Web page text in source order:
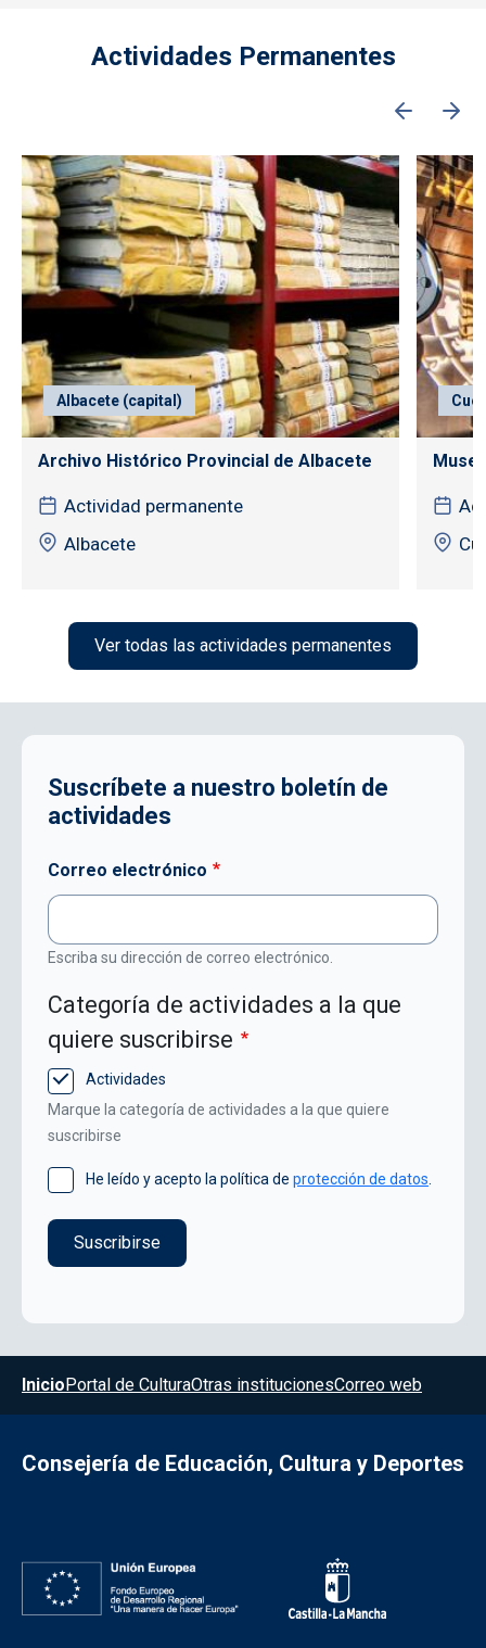
Actividades Permanentes
Albacete (capital)
Archivo Histórico Provincial de Albacete
Actividad permanente
Albacete
Ver todas las actividades permanentes
Suscríbete a nuestro boletín de
actividades
Correo electrónico
Escriba su dirección de correo electrónico.
Categoría de actividades a la que
quiere suscribirse
Actividades
Marque la categoría de actividades a la que quiere
suscribirse
He leído y acepto la política de protección de datos
Menú del pie
InicioPortal de CulturaOtras institucionesCorreo web
Consejería de Educación, Cultura y Deportes